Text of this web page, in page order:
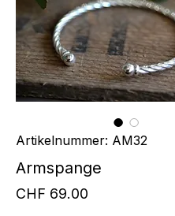
Artikelnummer: AM32
Armspange
CHF 69.00